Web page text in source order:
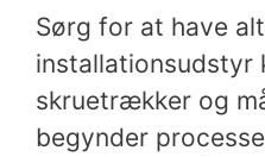
Sørg for at have
installationsudstyr
skruetrækker og
begynder